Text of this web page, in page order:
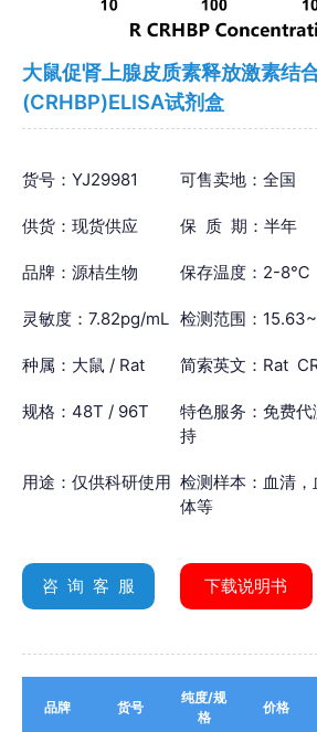
大鼠促肾上腺皮质素释放激素结
(CRHBP)ELISA试剂盒
货号：YJ29981 可售卖地：全国
供货：现货供应 保 质 期：半年
品牌：源桔生物 保存温度：2-8℃
灵敏度：7.82pg/mL 检测范围：
种属：大鼠 / Rat 简索英文：Rat
规格：48T / 96T
特色服务：免费
持
用途：仅供科研使用 检测样本：血清
体等
咨 询 客 服 下载说明书
品牌 货号
纯度/规
格
价格